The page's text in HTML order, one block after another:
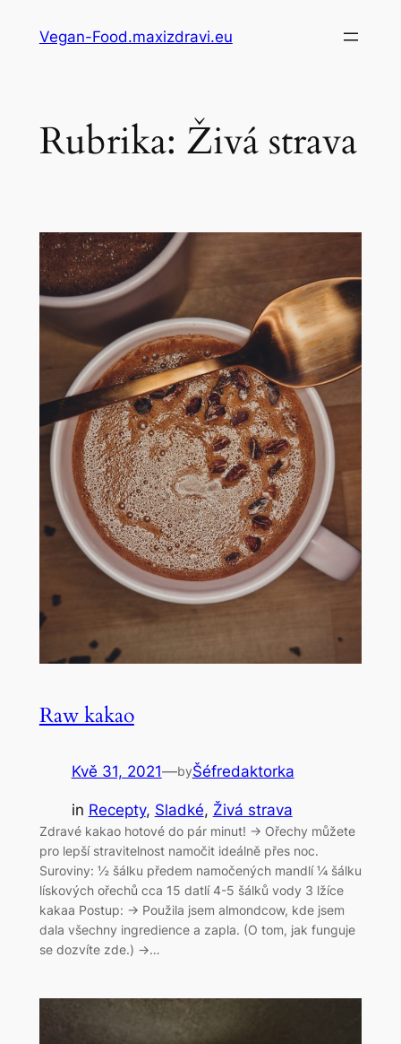
Vegan-Food.maxizdravi.eu
Rubrika: Živá strava
Raw kakao
Kvě 31, 2021—byŠéfredaktorka
in Recepty, Sladké, Živá strava
Zdravé kakao hotové do pár minut! → Ořechy můžete
pro lepší stravitelnost namočit ideálně přes noc.
Suroviny: ½ šálku předem namočených mandlí ¼ šálku
lískových ořechů cca 15 datlí 4-5 šálků vody 3 lžíce
kakaa Postup: → Použila jsem almondcow, kde jsem
dala všechny ingredience a zapla. (O tom, jak funguje
se dozvíte zde.) →…